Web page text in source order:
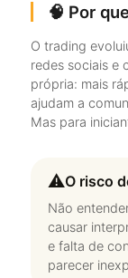
🧠 Por
O trading
redes sociais e
própria: mais
ajudam a
Mas para
⚠️O risco
Não
causar
e falta de
parecer